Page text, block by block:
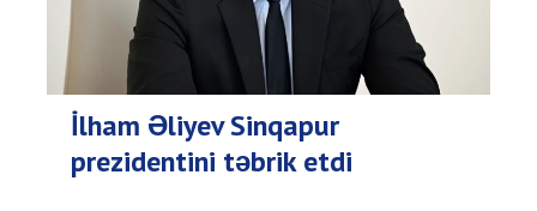
İlham Əliyev Sinqapur
prezidentini təbrik etdi